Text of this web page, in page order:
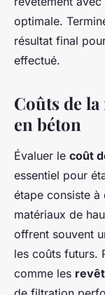
optimale.
résultat final
effectué.
Coûts de
en béton
Évaluer le coût
essentiel pour
étape consiste à
matériaux de
offrent souvent
les coûts futurs.
comme les